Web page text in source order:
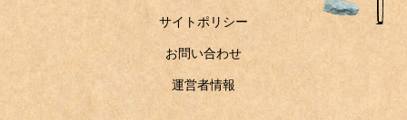
サイトポリシー
お問い合わせ
運営者情報